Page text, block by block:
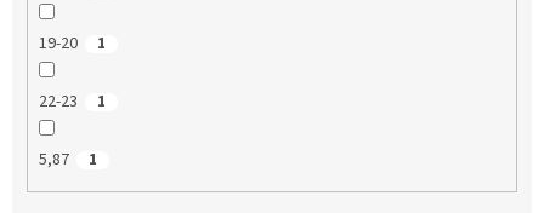
19-20 1
22-23 1
5,87 1